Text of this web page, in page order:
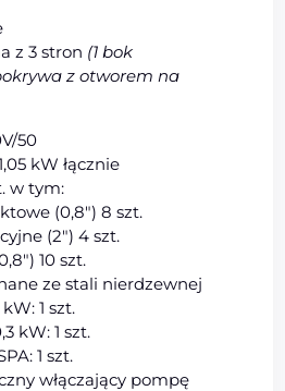
z 3 stron (1 bok
z otworem na
50
kW łącznie
w tym:
(0,8″) 8 szt.
(2″) 4 szt.
10 szt.
ze stali nierdzewnej
1 szt.
kW: 1 szt.
1 szt.
włączający pompę